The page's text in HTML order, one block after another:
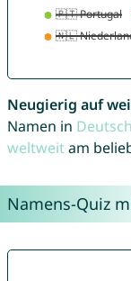
Neugierig auf
Namen in
weltweitam
Namens-Quiz